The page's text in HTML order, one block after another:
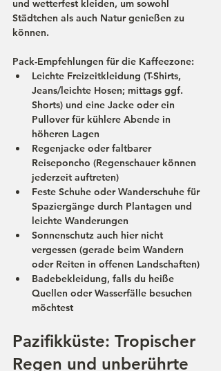
und wetterfest kleiden, um sowohl
Städtchen als auch Natur genießen zu
können.
Pack-Empfehlungen für die Kaffeezone:
Leichte Freizeitkleidung (T-Shirts,
Jeans/leichte Hosen; mittags ggf.
Shorts) und eine Jacke oder ein
Pullover für kühlere Abende in
höheren Lagen
Regenjacke oder faltbarer
Reiseponcho (Regenschauer können
jederzeit auftreten)
Feste Schuhe oder Wanderschuhe für
Spaziergänge durch Plantagen und
leichte Wanderungen
Sonnenschutz auch hier nicht
vergessen (gerade beim Wandern
oder Reiten in offenen Landschaften)
Badebekleidung, falls du heiße
Quellen oder Wasserfälle besuchen
möchtest
Pazifikküste: Tropischer
Regen und unberührte